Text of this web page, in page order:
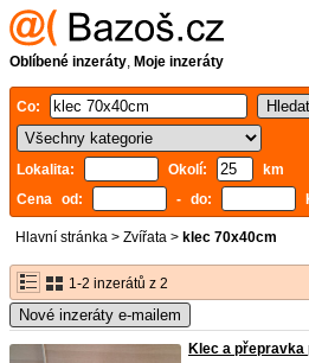
Oblíbené inzeráty, Moje inzeráty
Co:
Lokalita: Okolí:
km
Cena od:
- do:
Hlavní stránka > Zvířata > klec 70x40cm
1-2 inzerátů z 2
Nové inzeráty e-mailem
Klec a přepravka